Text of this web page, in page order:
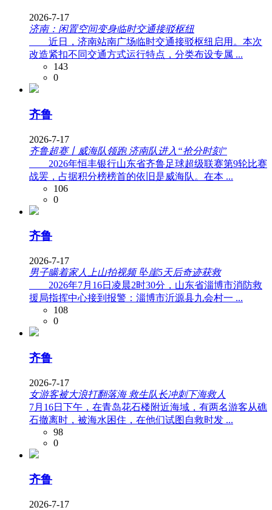
2026-7-17
济南：闲置空间变身临时交通接驳枢纽
近日，济南站南广场临时交通接驳枢纽启用。本次
改造紧扣不同交通方式运行特点，分类布设专属 ...
143
0
齐鲁
2026-7-17
齐鲁超赛丨威海队领跑 济南队进入“抢分时刻”
2026年恒丰银行山东省齐鲁足球超级联赛第9轮比赛
战罢，占据积分榜榜首的依旧是威海队。在本 ...
106
0
齐鲁
2026-7-17
男子瞒着家人上山拍视频 坠崖5天后奇迹获救
2026年7月16日凌晨2时30分，山东省淄博市消防救
援局指挥中心接到报警：淄博市沂源县九会村一 ...
108
0
齐鲁
2026-7-17
女游客被大浪打翻落海 救生队长冲刺下海救人
7月16日下午，在青岛花石楼附近海域，有两名游客从礁
石撤离时，被海水困住，在他们试图自救时发 ...
98
0
齐鲁
2026-7-17